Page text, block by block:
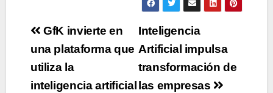
Navegación
de
entradas
Inteligencia
Artificial impulsa
transformación de
las empresas
GfK invierte en
una plataforma que
utiliza la
inteligencia artificial